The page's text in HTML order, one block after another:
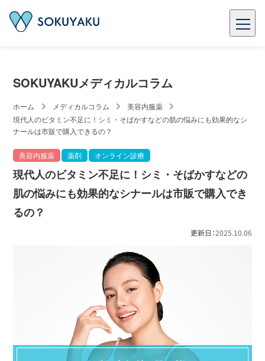
SOKUYAKUメディカルコラム
ホーム メディカルコラム
美容内服薬
現代人のビタミン不足に！シミ・そばかすなどの肌の悩みにも効果的なシ
ナールは市販で購入できるの？
美容内服薬 薬剤 オンライン診療
現代人のビタミン不足に！シミ・そばかすなどの
肌の悩みにも効果的なシナールは市販で購入でき
るの？
更新日：2025.10.06